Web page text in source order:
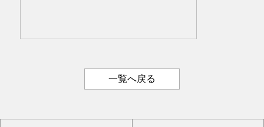
一覧へ戻る